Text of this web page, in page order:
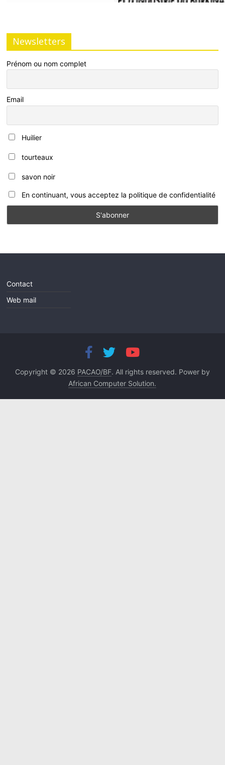
Newsletters
Prénom ou nom complet
Email
Huilier
tourteaux
savon noir
En continuant, vous acceptez la politique de confidentialité
Contact
Web mail
Copyright © 2026 PACAO/BF. All rights reserved. Power by
African Computer Solution.